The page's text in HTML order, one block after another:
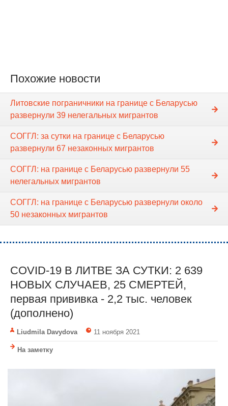
Похожие новости
Литовские пограничники на границе с Беларусью
развернули 39 нелегальных мигрантов
СОГГЛ: за сутки на границе с Беларусью
развернули 67 незаконных мигрантов
СОГГЛ: на границе с Беларусью развернули 55
нелегальных мигрантов
СОГГЛ: на границе с Беларусью развернули около
50 незаконных мигрантов
COVID-19 В ЛИТВЕ ЗА СУТКИ: 2 639
НОВЫХ СЛУЧАЕВ, 25 СМЕРТЕЙ,
первая прививка - 2,2 тыс. человек
(дополнено)
Liudmila Davydova 11 ноября 2021
На заметку